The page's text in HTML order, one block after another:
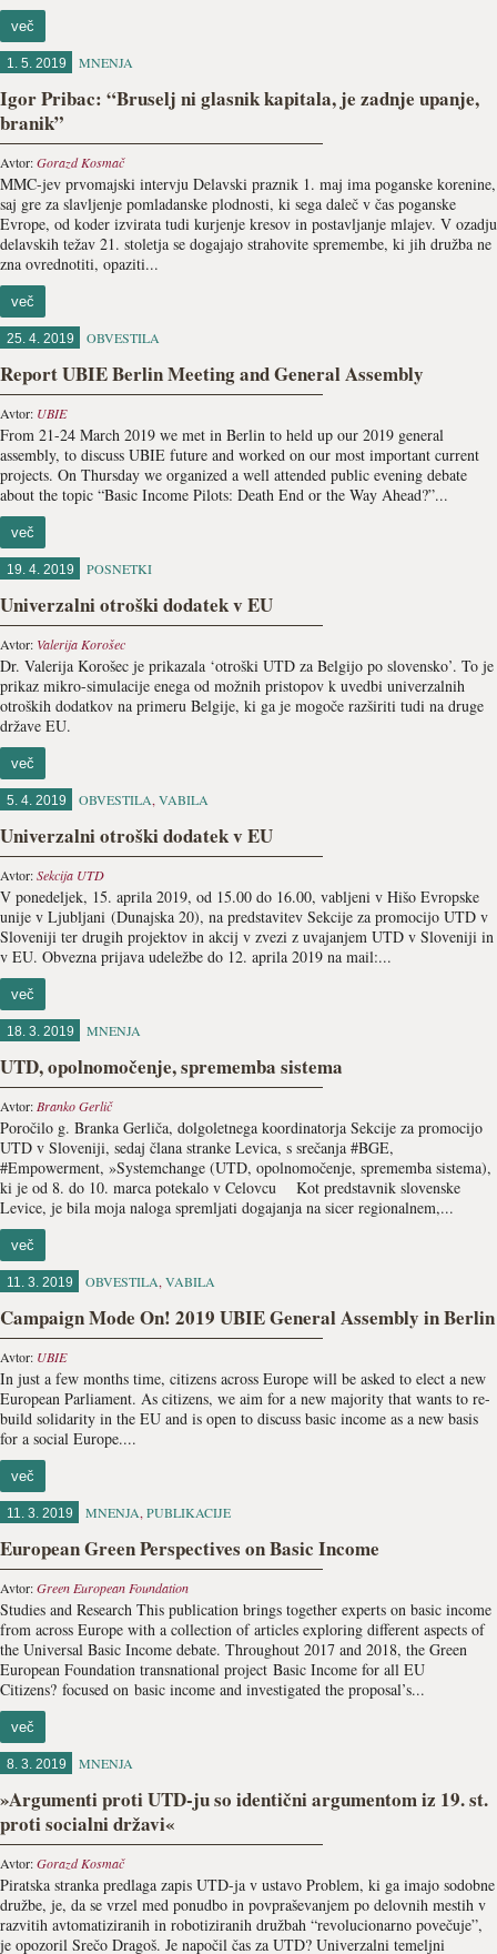
več
1. 5. 2019 MNENJA
Igor Pribac: “Bruselj ni glasnik kapitala, je zadnje upanje,
branik”
Avtor:Gorazd Kosmač
MMC-jev prvomajski intervju Delavski praznik 1. maj ima poganske korenine,
saj gre za slavljenje pomladanske plodnosti, ki sega daleč v čas poganske
Evrope, od koder izvirata tudi kurjenje kresov in postavljanje mlajev. V ozadju
delavskih težav 21. stoletja se dogajajo strahovite spremembe, ki jih družba ne
zna ovrednotiti, opaziti...
več
25. 4. 2019 OBVESTILA
Report UBIE Berlin Meeting and General Assembly
Avtor: UBIE
From 21-24 March 2019 we met in Berlin to held up our 2019 general
assembly, to discuss UBIE future and worked on our most important current
projects. On Thursday we organized a well attended public evening debate
about the topic “Basic Income Pilots: Death End or the Way Ahead?”...
več
19. 4. 2019 POSNETKI
Univerzalni otroški dodatek v EU
Avtor: Valerija Korošec
Dr. Valerija Korošec je prikazala ‘otroški UTD za Belgijo po slovensko’. To je
prikaz mikro-simulacije enega od možnih pristopov k uvedbi univerzalnih
otroških dodatkov na primeru Belgije, ki ga je mogoče razširiti tudi na druge
države EU.
več
5. 4. 2019 OBVESTILA, VABILA
Univerzalni otroški dodatek v EU
Avtor:Sekcija UTD
V ponedeljek, 15. aprila 2019, od 15.00 do 16.00, vabljeni v Hišo Evropske
unije v Ljubljani (Dunajska 20), na predstavitev Sekcije za promocijo UTD v
Sloveniji ter drugih projektov in akcij v zvezi z uvajanjem UTD v Sloveniji in
v EU. Obvezna prijava udeležbe do 12. aprila 2019 na mail:...
več
18. 3. 2019 MNENJA
UTD, opolnomočenje, sprememba sistema
Avtor: Branko Gerlič
Poročilo g. Branka Gerliča, dolgoletnega koordinatorja Sekcije za promocijo
UTD v Sloveniji, sedaj člana stranke Levica, s srečanja #BGE,
#Empowerment, »Systemchange (UTD, opolnomočenje, sprememba sistema),
ki je od 8. do 10. marca potekalo v Celovcu Kot predstavnik slovenske
Levice, je bila moja naloga spremljati dogajanja na sicer regionalnem,...
več
11. 3. 2019 OBVESTILA, VABILA
Campaign Mode On! 2019 UBIE General Assembly in Berlin
Avtor: UBIE
In just a few months time, citizens across Europe will be asked to elect a new
European Parliament. As citizens, we aim for a new majority that wants to re-
build solidarity in the EU and is open to discuss basic income as a new basis
for a social Europe....
več
11. 3. 2019 MNENJA, PUBLIKACIJE
European Green Perspectives on Basic Income
Avtor:Green European Foundation
Studies and Research This publication brings together experts on basic income
from across Europe with a collection of articles exploring different aspects of
the Universal Basic Income debate. Throughout 2017 and 2018, the Green
European Foundation transnational project Basic Income for all EU
Citizens? focused on basic income and investigated the proposal’s...
več
8. 3. 2019 MNENJA
»Argumenti proti UTD-ju so identični argumentom iz 19. st.
proti socialni državi«
Avtor:Gorazd Kosmač
Piratska stranka predlaga zapis UTD-ja v ustavo Problem, ki ga imajo sodobne
družbe, je, da se vrzel med ponudbo in povpraševanjem po delovnih mestih v
razvitih avtomatiziranih in robotiziranih družbah “revolucionarno povečuje”,
je opozoril Srečo Dragoš. Je napočil čas za UTD? Univerzalni temeljni